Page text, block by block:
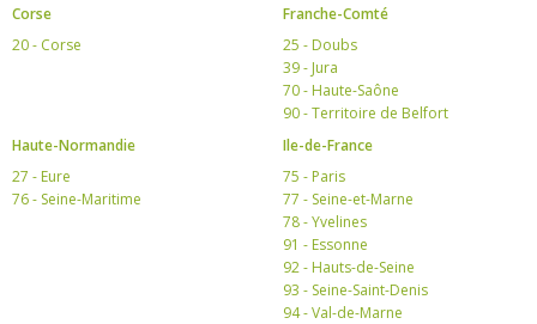
Corse
20 - Corse
Franche-Comté
25 - Doubs
39 - Jura
70 - Haute-Saône
90 - Territoire de Belfort
Haute-Normandie
27 - Eure
76 - Seine-Maritime
Ile-de-France
75 - Paris
77 - Seine-et-Marne
78 - Yvelines
91 - Essonne
92 - Hauts-de-Seine
93 - Seine-Saint-Denis
94 - Val-de-Marne